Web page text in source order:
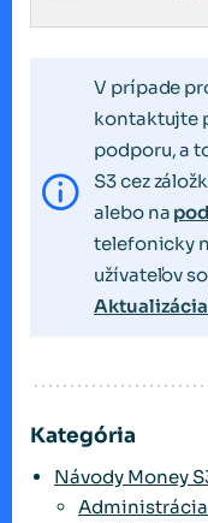
V prípade
kontaktujte
podporu, a
S3 cez
alebo na
telefonicky
užívateľov
Aktualizácia
Kategória
Návody Money